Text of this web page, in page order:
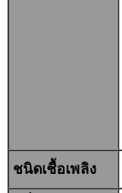
ชนิดเชื้อเพลิง